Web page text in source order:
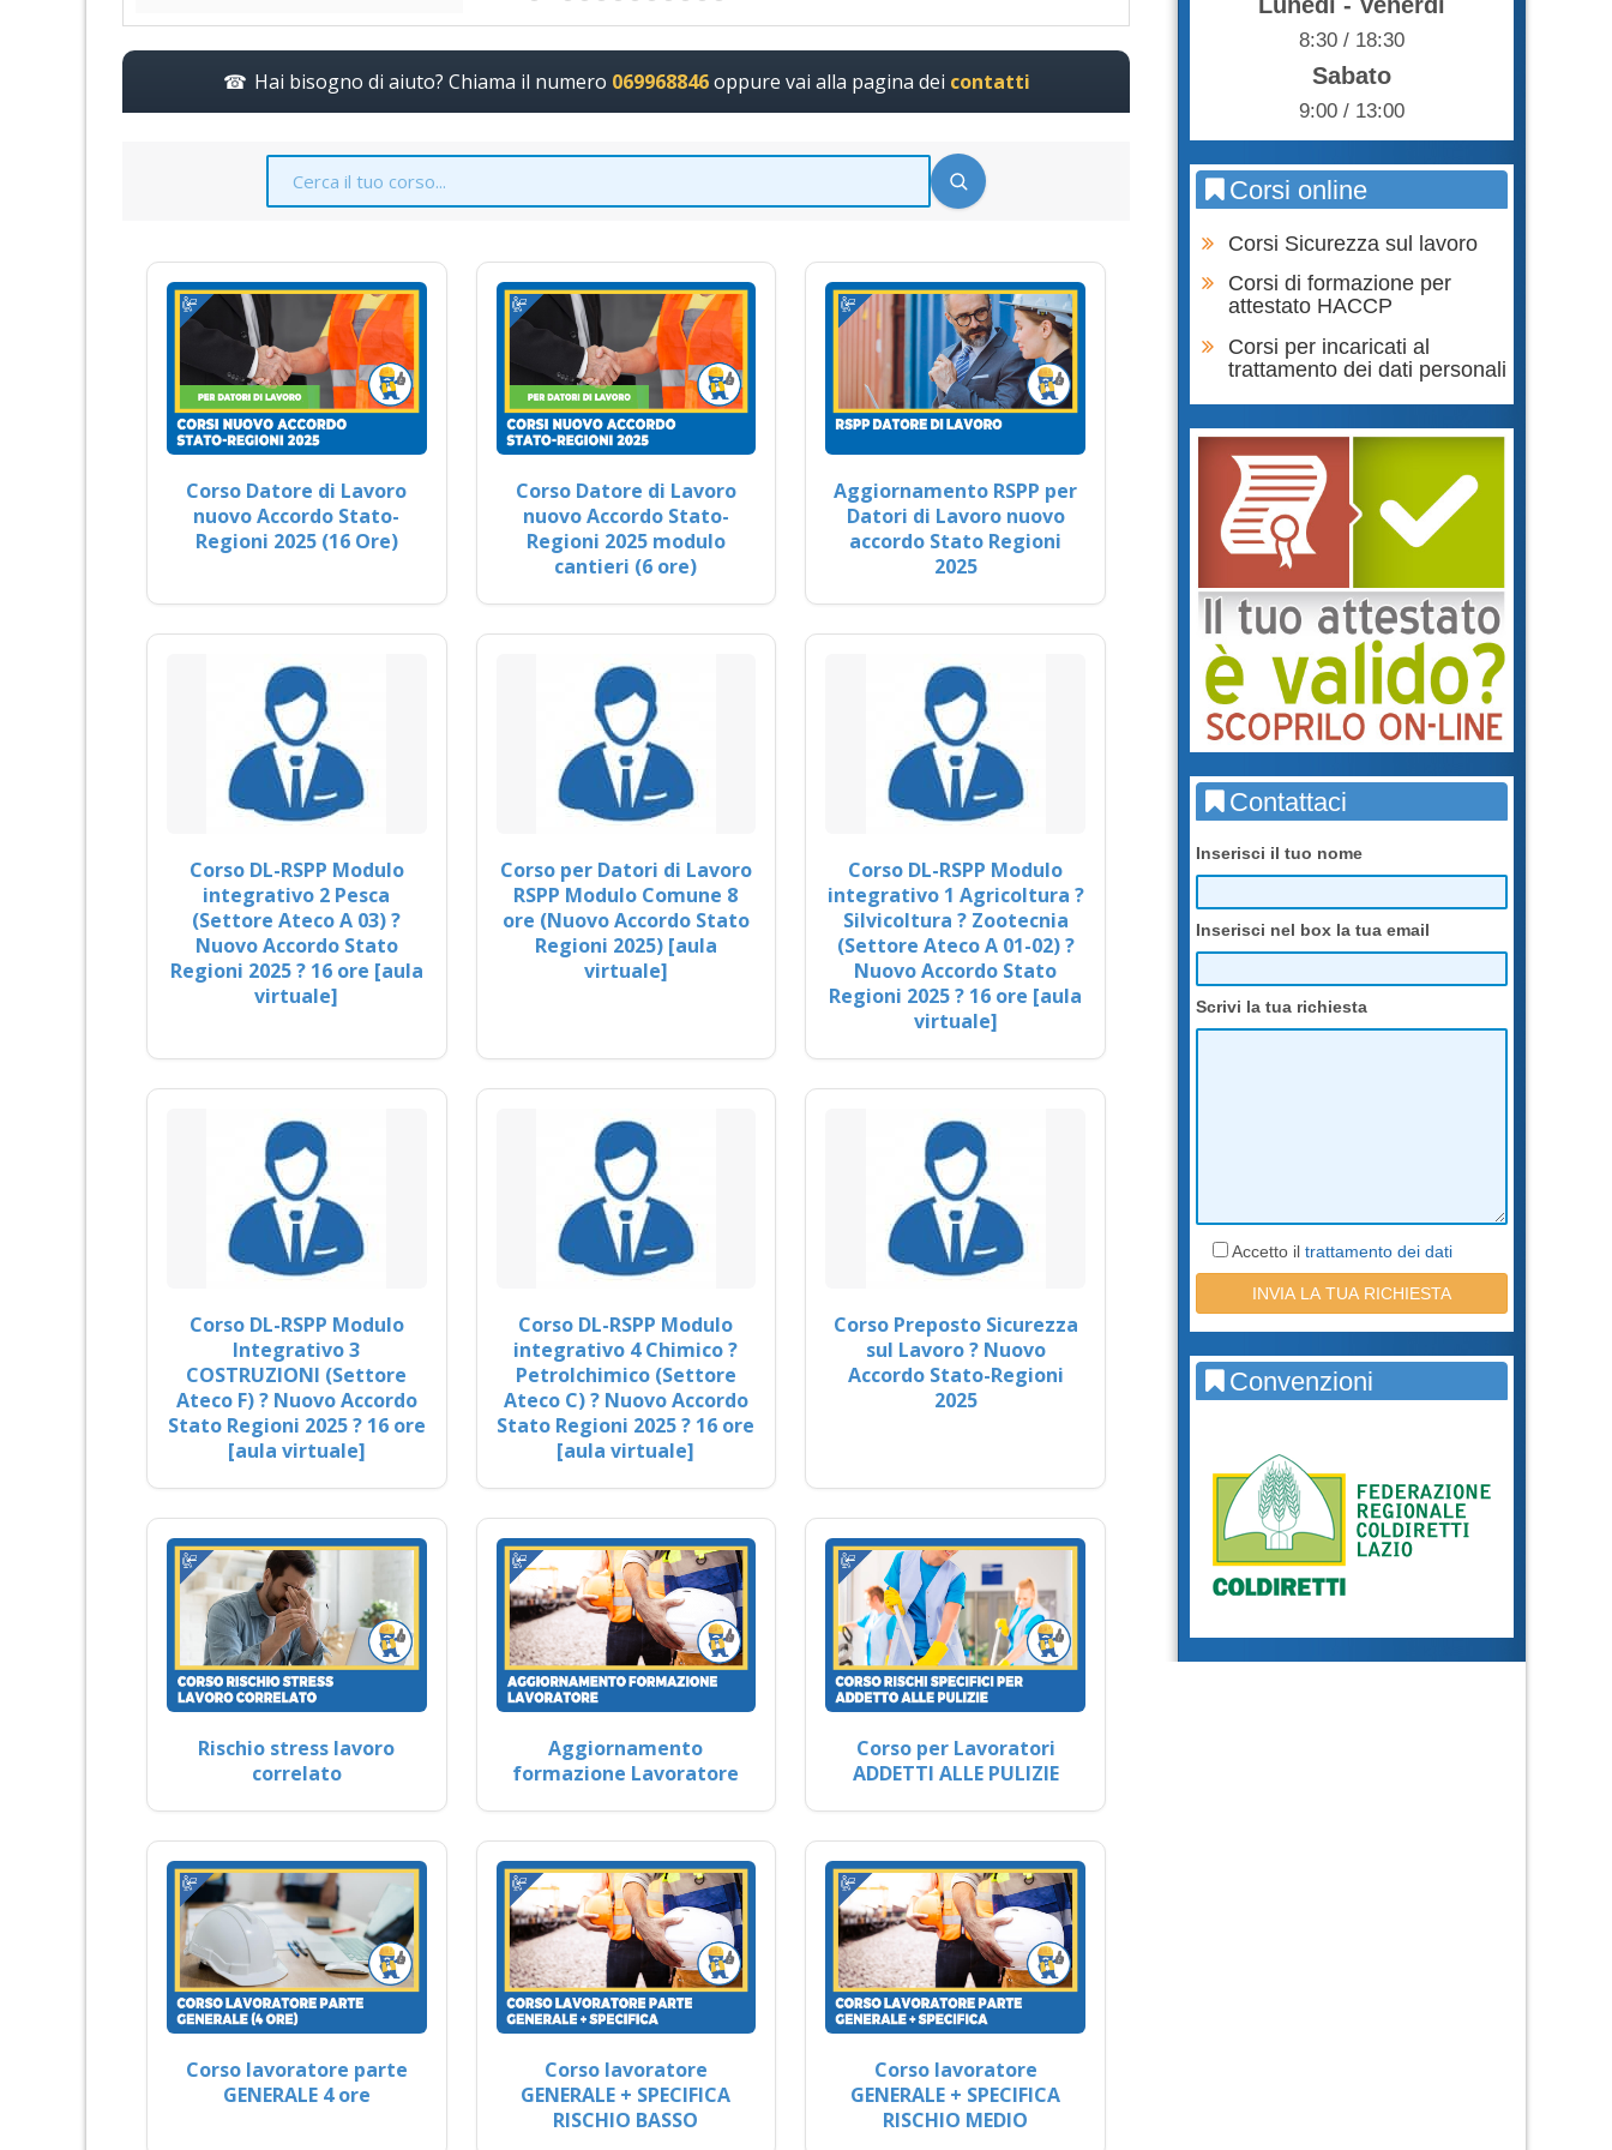
Hai bisogno di aiuto? Chiama il numero 069968846oppure vai alla pagina dei contatti
Corso Datore di Lavoro
nuovo Accordo Stato-
Regioni 2025 (16 Ore)
Corso Datore di Lavoro
nuovo Accordo Stato-
Regioni 2025 modulo
cantieri (6 ore)
Aggiornamento RSPP per
Datori di Lavoro nuovo
accordo Stato Regioni
2025
Corso DL-RSPP Modulo
integrativo 2 Pesca
(Settore Ateco A 03) ?
Nuovo Accordo Stato
Regioni 2025 ? 16 ore [aula
virtuale]
Corso per Datori di Lavoro
RSPP Modulo Comune 8
ore (Nuovo Accordo Stato
Regioni 2025) [aula
virtuale]
Corso DL-RSPP Modulo
integrativo 1 Agricoltura ?
Silvicoltura ? Zootecnia
(Settore Ateco A 01-02) ?
Nuovo Accordo Stato
Regioni 2025 ? 16 ore [aula
virtuale]
Corso DL-RSPP Modulo
Integrativo 3
COSTRUZIONI (Settore
Ateco F) ? Nuovo Accordo
Stato Regioni 2025 ? 16 ore
[aula virtuale]
Corso DL-RSPP Modulo
integrativo 4 Chimico ?
Petrolchimico (Settore
Ateco C) ? Nuovo Accordo
Stato Regioni 2025 ? 16 ore
[aula virtuale]
Corso Preposto Sicurezza
sul Lavoro ? Nuovo
Accordo Stato-Regioni
2025
Rischio stress lavoro
correlato
Aggiornamento
formazione Lavoratore
Corso per Lavoratori
ADDETTI ALLE PULIZIE
Corso lavoratore parte
GENERALE 4 ore
Corso lavoratore
GENERALE + SPECIFICA
RISCHIO BASSO
Corso lavoratore
GENERALE + SPECIFICA
RISCHIO MEDIO
8:30 / 18:30
Sabato
9:00 / 13:00
Corsi online
Corsi Sicurezza sul lavoro
Corsi di formazione per
attestato HACCP
Corsi per incaricati al
trattamento dei dati personali
Contattaci
Inserisci il tuo nome
Inserisci nel box la tua email
Scrivi la tua richiesta
Accetto il trattamento dei dati
Convenzioni